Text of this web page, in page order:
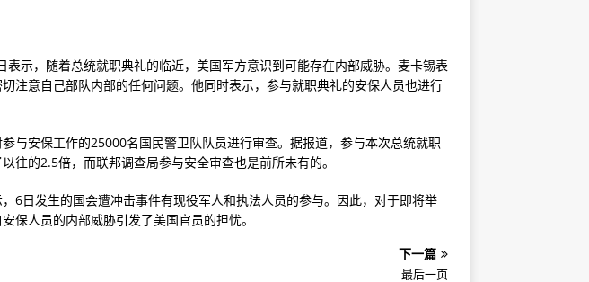
表示，随着总统就职典礼的临近，美国军方意识到可能存在内部威胁。麦卡锡表
注意自己部队内部的任何问题。他同时表示，参与就职典礼的安保人员也进行
与安保工作的25000名国民警卫队队员进行审查。据报道，参与本次总统就职
往的2.5倍，而联邦调查局参与安全审查也是前所未有的。
6日发生的国会遭冲击事件有现役军人和执法人员的参与。因此，对于即将举
保人员的内部威胁引发了美国官员的担忧。
下一篇
最后一页